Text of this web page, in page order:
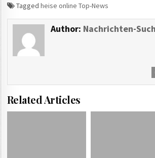
Tagged heise online Top-News
Author: Nachrichten-
Related Articles